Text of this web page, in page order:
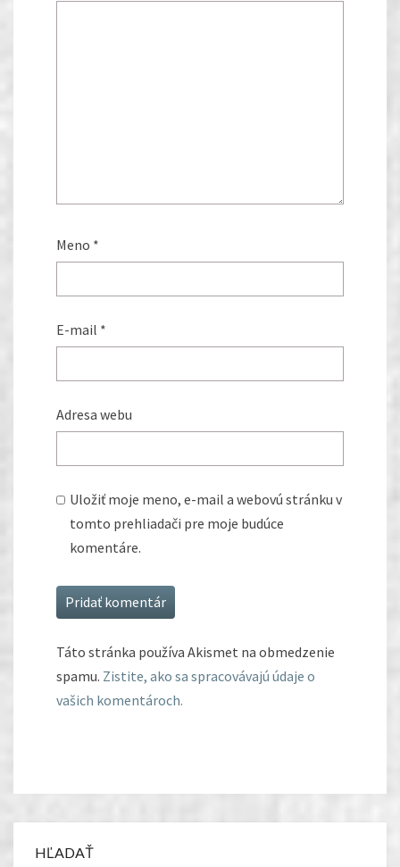
Meno *
E-mail *
Adresa webu
Uložiť moje meno, e-mail a webovú stránku v
tomto prehliadači pre moje budúce
komentáre.
Táto stránka používa Akismet na obmedzenie
spamu. Zistite, ako sa spracovávajú údaje o
vašich komentároch.
HĽADAŤ